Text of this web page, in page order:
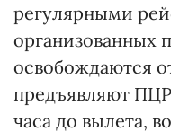
регулярными
организованных
освобождаются
предъявляют
часа до вылета,